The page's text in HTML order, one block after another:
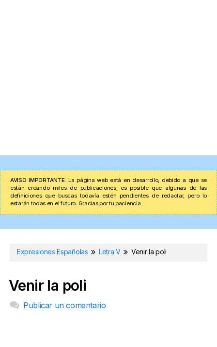
AVISO IMPORTANTE: La página web está en desarrollo, debido a que se
están creando miles de publicaciones, es posible que algunas de las
definiciones que buscas todavía estén pendientes de redactar, pero lo
estarán todas en el futuro. Gracias por tu paciencia.
Expresiones Españolas Letra V Venir la poli
Venir la poli
Publicar un comentario